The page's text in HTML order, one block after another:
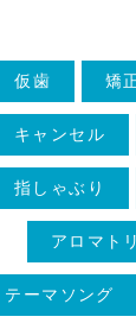
仮歯 矯
キャンセル
指しゃぶり
アロマト
テーマソング